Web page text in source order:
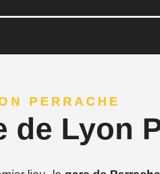
PERRACHE
de Lyon